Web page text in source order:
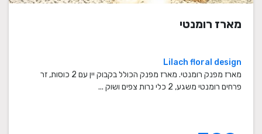
מארז רומנטי
Lilach floral design
מארז מפנק רומנטי. מארז מפנק הכולל בקבוק יין עם 2 כוסות, זר
פרחים רומנטי משגע, 2 כלי נרות צפים ושוק ...